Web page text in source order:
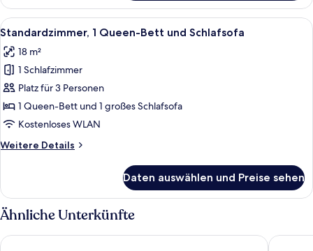
1
Doppelbett
Alle
Fotos
für
Standardzimmer,
1 Queen-
Bett
und
anzeigen
4
Standardzimmer, 1 Queen-Bett und Schlafsofa
18 m²
1 Schlafzimmer
Platz für 3 Personen
1 Queen-Bett und 1 großes Schlafsofa
Kostenloses WLAN
Weitere Details
Weitere
1 Queen-
Bett
und
Schlafsofa
Daten auswählen und Preise sehen
Ähnliche Unterkünfte
Scandic Berlin Potsdamer Platz Hotel